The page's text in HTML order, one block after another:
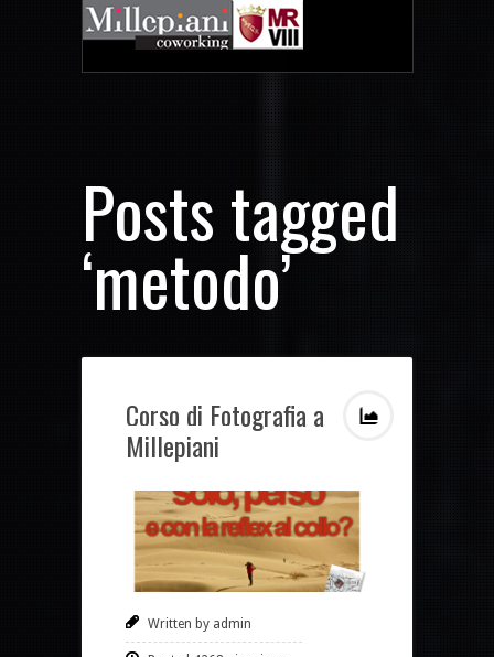
Posts tagged
‘metodo’
Corso di Fotografia a
Millepiani
Written by admin